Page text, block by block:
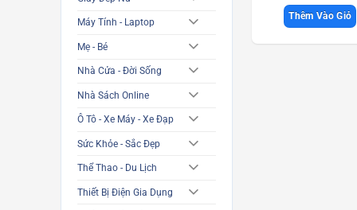
Máy Tính - Laptop
Mẹ - Bé
Nhà Cửa - Đời Sống
Nhà Sách Online
Ô Tô - Xe Máy - Xe Đạp
Sức Khỏe - Sắc Đẹp
Thể Thao - Du Lịch
Thiết Bị Điện Gia Dụng
Thêm Vào Giỏ